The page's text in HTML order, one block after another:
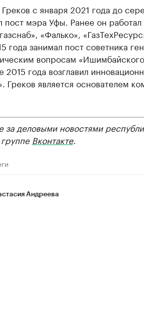
с января 2021 года до
пост мэра Уфы. Ранее он
«Фалько»,
года занимал пост советника
вопросам
2015 года возглавил
Греков является основателем
за деловыми новостями
Вконтакте.
Андреева